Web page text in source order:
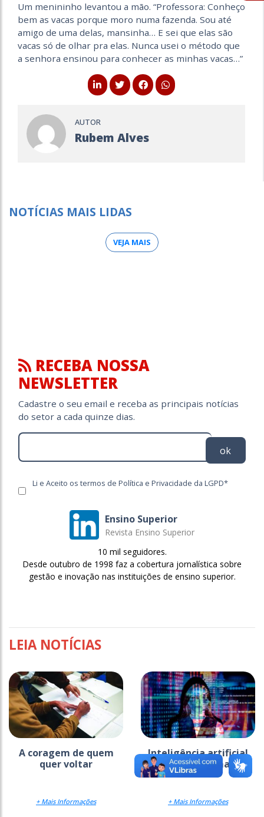
Um menininho levantou a mão. “Professora: Conheço
bem as vacas porque moro numa fazenda. Sou até
amigo de uma delas, mansinha… E sei que elas são
vacas só de olhar pra elas. Nunca usei o método que
a senhora ensinou para conhecer as minhas vacas…”
AUTOR
Rubem Alves
NOTÍCIAS MAIS LIDAS
VEJA MAIS
RECEBA NOSSA
NEWSLETTER
Cadastre o seu email e receba as principais notícias
do setor a cada quinze dias.
ok
Li e Aceito os termos de Política e Privacidade da LGPD*
Ensino Superior
Revista Ensino Superior
10 mil seguidores.
Desde outubro de 1998 faz a cobertura jornalística sobre
gestão e inovação nas instituições de ensino superior.
LEIA NOTÍCIAS
A coragem de quem
quer voltar
+ Mais Informações
Inteligência artificial
pede mão na massa
+ Mais Informações